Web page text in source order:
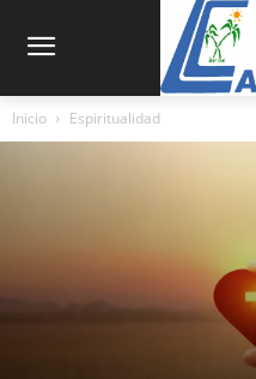
Inicio Espiritualidad